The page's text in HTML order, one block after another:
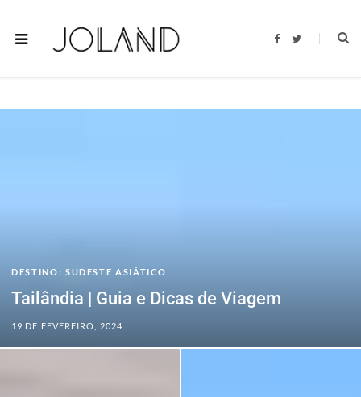
F
k
T
DESTINO: SUDESTE ASIÁTICO
Tailândia | Guia e Dicas de Viagem
19 DE FEVEREIRO, 2024